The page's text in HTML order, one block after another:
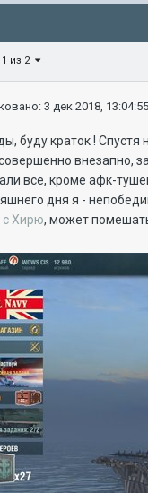
1 из 2
3 дек 2018, 13:04:55
буду краток ! Спустя
внезапно,
все, кроме афк-
дня я -
с Хирю, может